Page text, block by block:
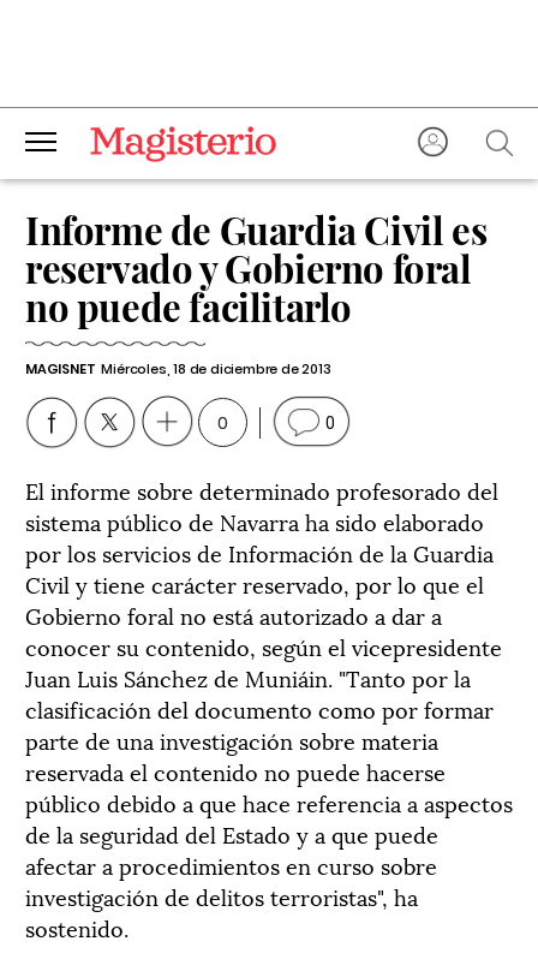
Informe de Guardia Civil es
reservado y Gobierno foral
no puede facilitarlo
MAGISNET Miércoles, 18 de diciembre de 2013
0 0
El informe sobre determinado profesorado del
sistema público de Navarra ha sido elaborado
por los servicios de Información de la Guardia
Civil y tiene carácter reservado, por lo que el
Gobierno foral no está autorizado a dar a
conocer su contenido, según el vicepresidente
Juan Luis Sánchez de Muniáin. "Tanto por la
clasificación del documento como por formar
parte de una investigación sobre materia
reservada el contenido no puede hacerse
público debido a que hace referencia a aspectos
de la seguridad del Estado y a que puede
afectar a procedimientos en curso sobre
investigación de delitos terroristas", ha
sostenido.